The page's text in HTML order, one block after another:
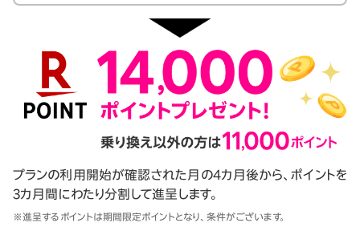
プランの利用開始が確認された月の4カ月後から、ポイントを
3カ月間にわたり分割して進呈します。
※進呈するポイントは期間限定ポイントとなり、条件がございます。